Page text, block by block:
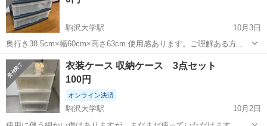
駒沢大学駅
10月3日
奥行き38.5cm×幅60cm×高さ63cm 使用感あります。ご理解ある方、
なるべく早く取りに来てくれる方を優先したいと思います。深沢坂上
サミット隣です。
東京 世田谷区 駒沢大学駅 収納家具 プラスチック
衣装ケース 収納ケース 3点セット
100円
オンライン決済
駒沢大学駅
10月2日